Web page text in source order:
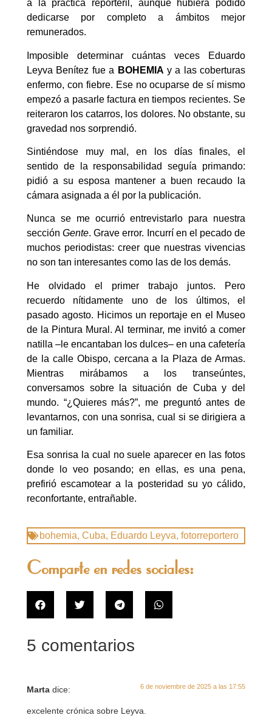
a la práctica reporteril, aunque hubiera podido
dedicarse por completo a ámbitos mejor
remunerados.
Imposible determinar cuántas veces Eduardo
Leyva Benítez fue a BOHEMIA y a las coberturas
enfermo, con fiebre. Ese no ocuparse de sí mismo
empezó a pasarle factura en tiempos recientes. Se
reiteraron los catarros, los dolores. No obstante, su
gravedad nos sorprendió.
Sintiéndose muy mal, en los días finales, el
sentido de la responsabilidad seguía primando:
pidió a su esposa mantener a buen recaudo la
cámara asignada a él por la publicación.
Nunca se me ocurrió entrevistarlo para nuestra
secciónGente. Grave error. Incurrí en el pecado de
muchos periodistas: creer que nuestras vivencias
no son tan interesantes como las de los demás.
He olvidado el primer trabajo juntos. Pero
recuerdo nítidamente uno de los últimos, el
pasado agosto. Hicimos un reportaje en el Museo
de la Pintura Mural. Al terminar, me invitó a comer
natilla –le encantaban los dulces– en una cafetería
de la calle Obispo, cercana a la Plaza de Armas.
Mientras mirábamos a los transeúntes,
conversamos sobre la situación de Cuba y del
mundo. “¿Quieres más?”, me preguntó antes de
levantarnos, con una sonrisa, cual si se dirigiera a
un familiar.
Esa sonrisa la cual no suele aparecer en las fotos
donde lo veo posando; en ellas, es una pena,
prefirió escamotear a la posteridad su yo cálido,
reconfortante, entrañable.
bohemia, Cuba, Eduardo Leyva, fotorreportero
Comparte en redes sociales:
5 comentarios
Marta dice: 6 de noviembre de 2025 a las 17:55
excelente crónica sobre Leyva.